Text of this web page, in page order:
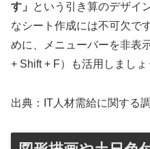
す」
という引き算のデザイ
なシート作成には不可欠で
めに、メニューバーを非表
+ Shift + F）も活用しましょ
出典：IT人材需給に関する